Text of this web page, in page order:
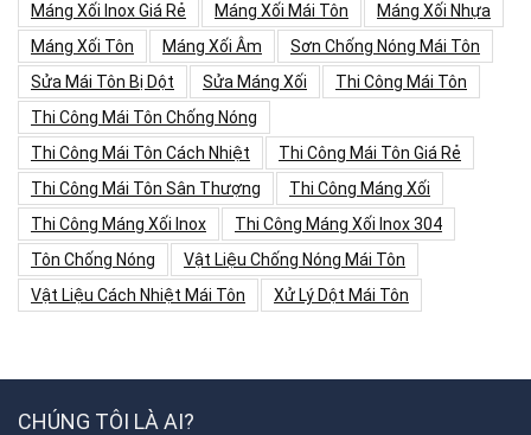
Máng Xối Inox Giá Rẻ
Máng Xối Mái Tôn
Máng Xối Nhựa
Máng Xối Tôn
Máng Xối Âm
Sơn Chống Nóng Mái Tôn
Sửa Mái Tôn Bị Dột
Sửa Máng Xối
Thi Công Mái Tôn
Thi Công Mái Tôn Chống Nóng
Thi Công Mái Tôn Cách Nhiệt
Thi Công Mái Tôn Giá Rẻ
Thi Công Mái Tôn Sân Thượng
Thi Công Máng Xối
Thi Công Máng Xối Inox
Thi Công Máng Xối Inox 304
Tôn Chống Nóng
Vật Liệu Chống Nóng Mái Tôn
Vật Liệu Cách Nhiệt Mái Tôn
Xử Lý Dột Mái Tôn
CHÚNG TÔI LÀ AI?